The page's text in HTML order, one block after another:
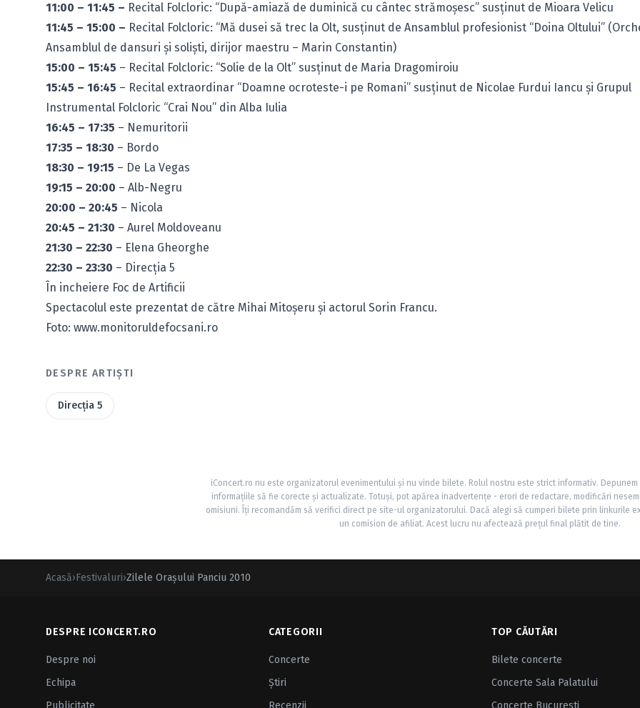
11:00 – 11:45 – Recital Folcloric: “După-amiază de duminică cu cântec strămoşesc” susţinut de Mioara Velicu
11:45 – 15:00 – Recital Folcloric: “Mă dusei să trec la Olt, susţinut de Ansamblul profesionist “Doina Oltului”
Ansamblul de dansuri şi solişti, dirijor maestru – Marin Constantin)
15:00 – 15:45 – Recital Folcloric: “Solie de la Olt” susţinut de Maria Dragomiroiu
15:45 – 16:45 – Recital extraordinar “Doamne ocroteste-i pe Romani” susţinut de Nicolae Furdui Iancu şi Grupul
Instrumental Folcloric “Crai Nou” din Alba Iulia
16:45 – 17:35 – Nemuritorii
17:35 – 18:30 – Bordo
18:30 – 19:15 – De La Vegas
19:15 – 20:00 – Alb-Negru
20:00 – 20:45 – Nicola
20:45 – 21:30 – Aurel Moldoveanu
21:30 – 22:30 – Elena Gheorghe
22:30 – 23:30 – Direcţia 5
În incheiere Foc de Artificii
Spectacolul este prezentat de către Mihai Mitoşeru şi actorul Sorin Francu.
Foto: www.monitoruldefocsani.ro
DESPRE ARTIȘTI
Direcţia 5
iConcert.ro nu este organizatorul evenimentului și nu vinde bilete. Rolul nostru este strict informativ.
informațiile să fie corecte și actualizate. Totuși, pot apărea inadvertențe - erori de redactare, modificări
omisiuni. Îți recomandăm să verifici direct pe site-ul organizatorului. Dacă alegi să cumperi bilete prin linkurile
un comision de afiliat. Acest lucru nu afectează prețul final plătit de tine.
Acasă›Festivaluri›Zilele Oraşului Panciu 2010
DESPRE ICONCERT.RO
Despre noi
Echipa
Publicitate
CATEGORII
Concerte
Ştiri
Recenzii
TOP CĂUTĂRI
Bilete concerte
Concerte Sala Palatului
Concerte Bucuresti